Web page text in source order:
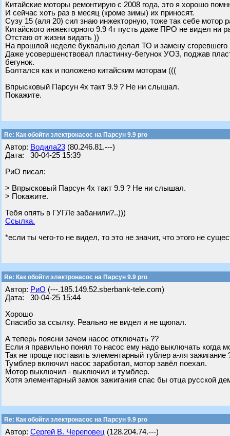
Китайские моторы ремонтирую с 2008 года, это я хорошо
И сейчас хоть раз в месяц (кроме зимы) их приносят.
Сузу 15 (аля 20) сил знаю инжекторную, тоже так себе мотор
Китайского инжекторного 9.9 4т пусть даже ПРО не видел ни
Отстаю от жизни видать ))
На прошлой неделе буквально делал ТО и замену
Даже усовершенствовал пластинку-бегунок УОЗ, поджав
бегунок.
Болтался как и положено китайским моторам (((
Впрысковый Парсун 4х такт 9.9 ? Не ни слышал.
Покажите.
Re: Как обойти электронасос на Парсун 9.9 pro
Автор: Водила23 (80.246.81.---)
Дата: 30-04-25 15:39
РиО писал:
> Впрысковый Парсун 4х такт 9.9 ? Не ни слышал.
> Покажите.
Тебя опять в ГУГЛе забанили?..)))
Ссылка.
*если ты чего-то не видел, то это не значит, что этого не
Re: Как обойти электронасос на Парсун 9.9 pro
Автор: РиО (---.185.149.52.sberbank-tele.com)
Дата: 30-04-25 15:44
Хорошо
Спасибо за ссылку. Реально не видел и не щюпал.
А теперь поясни зачем насос отключать ??
Если я правильно понял то насос ему надо выключать когда
Так не проще поставить элементарный тублер а-ля зажигание
Тумблер включил насос заработал, мотор завёл поехал.
Мотор выключил - выключил и тумблер.
Хотя элементарный замок зажигания спас бы отца русской
Re: Как обойти электронасос на Парсун 9.9 pro
Автор: Сергей В. Череповец (128.204.74.---)